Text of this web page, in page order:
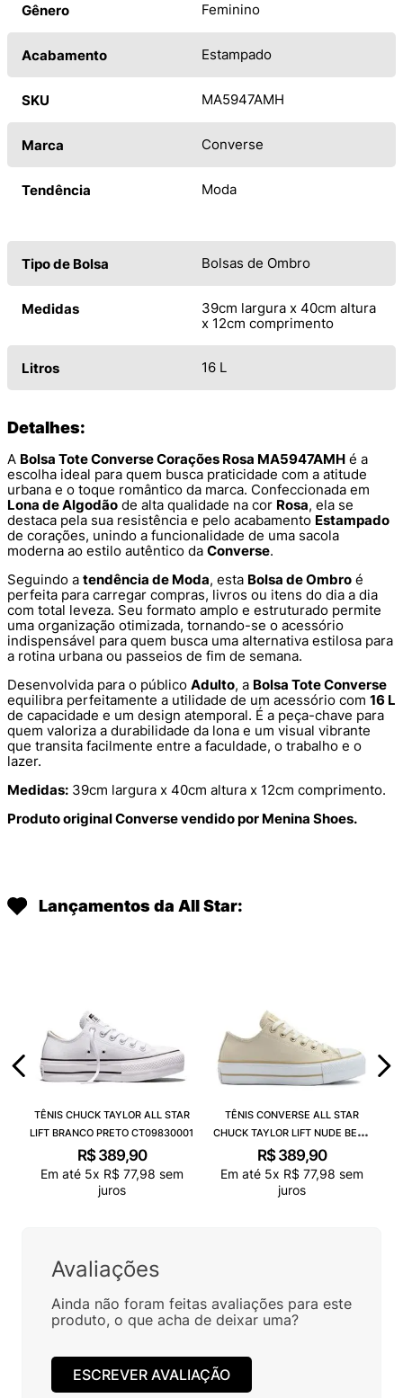
Gênero Feminino
Acabamento Estampado
SKU MA5947AMH
Marca Converse
Tendência Moda
Tipo de Bolsa Bolsas de Ombro
Medidas
39cm largura x 40cm altura
x 12cm comprimento
Litros 16 L
Detalhes:
A Bolsa Tote Converse Corações Rosa MA5947AMH é a
escolha ideal para quem busca praticidade com a atitude
urbana e o toque romântico da marca. Confeccionada em
Lona de Algodão de alta qualidade na cor Rosa, ela se
destaca pela sua resistência e pelo acabamento Estampado
de corações, unindo a funcionalidade de uma sacola
moderna ao estilo autêntico da Converse.
Seguindo a tendência de Moda, esta Bolsa de Ombro é
perfeita para carregar compras, livros ou itens do dia a dia
com total leveza. Seu formato amplo e estruturado permite
uma organização otimizada, tornando-se o acessório
indispensável para quem busca uma alternativa estilosa para
a rotina urbana ou passeios de fim de semana.
Desenvolvida para o público Adulto, a Bolsa Tote Converse
equilibra perfeitamente a utilidade de um acessório com 16 L
de capacidade e um design atemporal. É a peça-chave para
quem valoriza a durabilidade da lona e um visual vibrante
que transita facilmente entre a faculdade, o trabalho e o
lazer.
Medidas: 39cm largura x 40cm altura x 12cm comprimento.
Produto original Converse vendido por Menina Shoes.
Lançamentos da All Star:
TÊNIS CHUCK TAYLOR ALL STAR
LIFT BRANCO PRETO CT09830001
R$ 389,90
Em até 5x R$ 77,98 sem
juros
TÊNIS CONVERSE ALL STAR
CHUCK TAYLOR LIFT NUDE BEGE
CLARO BRANCO CT09830003
R$ 389,90
Em até 5x R$ 77,98 sem
juros
Avaliações
Ainda não foram feitas avaliações para este
produto, o que acha de deixar uma?
ESCREVER AVALIAÇÃO